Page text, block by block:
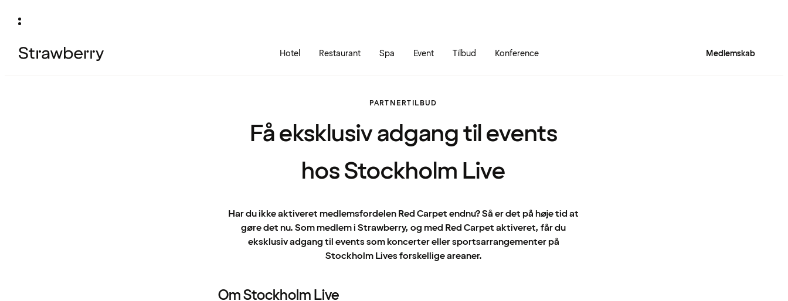
Hotel Restaurant Spa Event Tilbud Konference Medlemskab
PARTNERTILBUD
Få eksklusiv adgang til events
hos Stockholm Live
Har du ikke aktiveret medlemsfordelen Red Carpet endnu? Så er det på høje tid at
gøre det nu. Som medlem i Strawberry, og med Red Carpet aktiveret, får du
eksklusiv adgang til events som koncerter eller sportsarrangementer på
Stockholm Lives forskellige areaner.
Om Stockholm Live